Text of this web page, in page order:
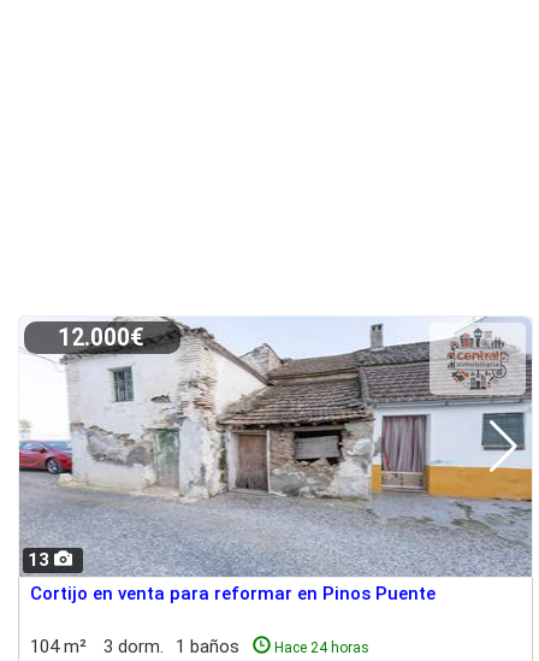
13
12.000€
Cortijo en venta para reformar en Pinos Puente
104 m² 3 dorm. 1 baños Hace 24 horas